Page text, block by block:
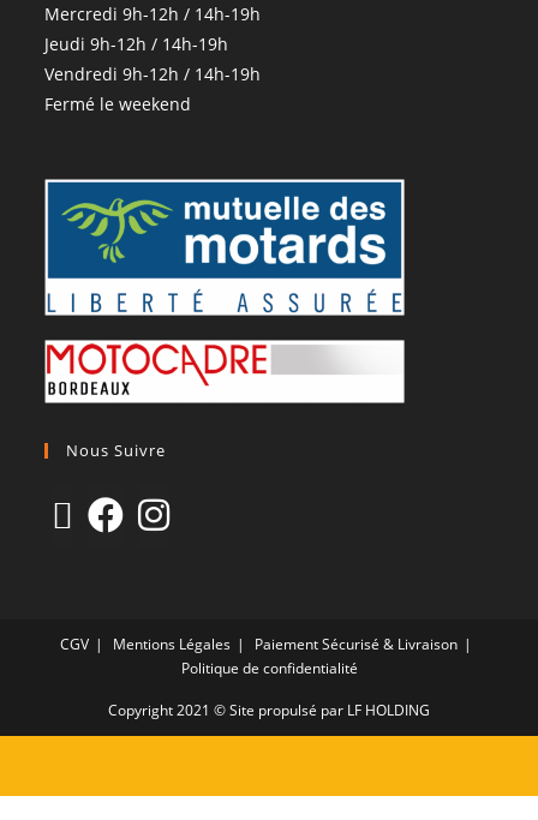
Mercredi 9h-12h / 14h-19h
Jeudi 9h-12h / 14h-19h
Vendredi 9h-12h / 14h-19h
Fermé le weekend
Nous Suivre
CGV Mentions Légales
Paiement Sécurisé & Livraison
Politique de confidentialité
Copyright 2021 © Site propulsé par LF HOLDING